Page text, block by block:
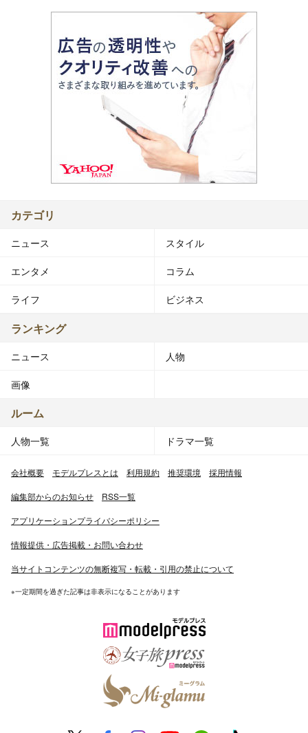
カテゴリ
ニュース スタイル
エンタメ コラム
ライフ ビジネス
ランキング
ニュース 人物
画像
ルーム
人物一覧 ドラマ一覧
会社概要 モデルプレスとは 利用規約 推奨環境 採用情報
編集部からのお知らせ RSS一覧
アプリケーションプライバシーポリシー
情報提供・広告掲載・お問い合わせ
当サイトコンテンツの無断複写・転載・引用の禁止について
※一定期間を過ぎた記事は非表示になることがあります